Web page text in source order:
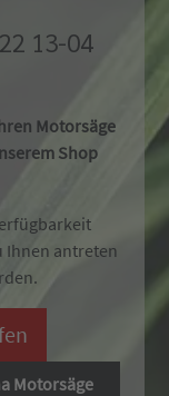
13-04
Motorsäge
Shop
Ihnen antreten
Motorsäge